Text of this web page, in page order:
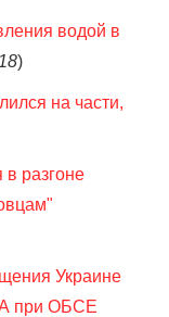
водой в
)
на части,
в разгоне
Украине
при ОБСЕ